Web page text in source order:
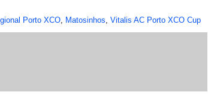
Porto XCO, Matosinhos, Vitalis AC Porto XCO Cup